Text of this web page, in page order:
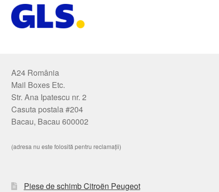
A24 România
Mail Boxes Etc.
Str. Ana Ipatescu nr. 2
Casuta postala #204
Bacau, Bacau 600002
(adresa nu este folosită pentru reclamații)
Piese de schimb Citroën Peugeot